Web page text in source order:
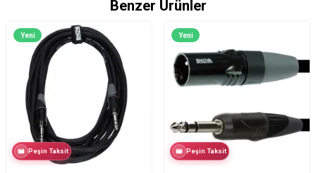
Benzer Ürünler
Yeni
Peşin Taksit
Yeni
Peşin Taksit